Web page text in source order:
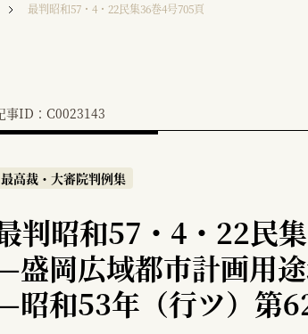
最判昭和57・4・22民集36巻4号705頁
事ID：C0023143
最高裁・大審院判例集
判昭和57・4・22民
盛岡広域都市計画用
昭和53年（行ツ）第